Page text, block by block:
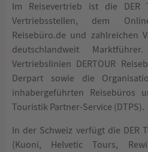
Im Reisevertrieb ist die
Vertriebsstellen, dem
Reisebüro.de und zahlreichen
deutschlandweit
Vertriebslinien DERTOUR
Derpart sowie die
inhabergeführten Reisebüros
Touristik Partner-Service (DTPS).
In der Schweiz verfügt die DER
(Kuoni, Helvetic Tours,